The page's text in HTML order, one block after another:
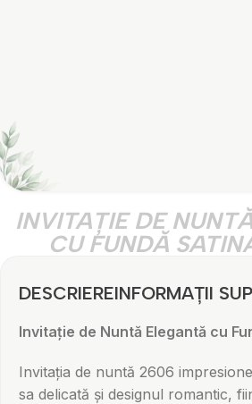
INVITAȚIE DE
CU FUNDĂ
DESCRIEREINFORMAȚII
Invitație de Nuntă Elegantă cu
Invitația de nuntă 2606
sa delicată și designul romantic,